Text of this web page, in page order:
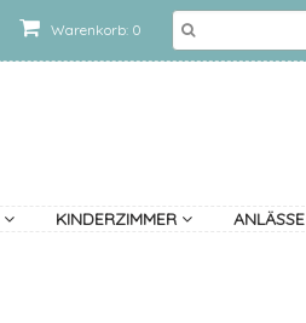
Warenkorb: 0
KINDERZIMMER ANLÄSSE